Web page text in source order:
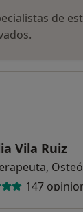
de
Vila Ruiz
147